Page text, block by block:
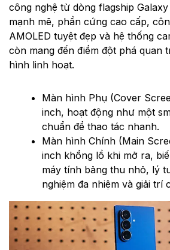
công nghệ từ dòng flagship
mạnh mẽ, phần cứng cao cấp,
AMOLED tuyệt đẹp và hệ thống
còn mang đến điểm đột phá quan
hình linh hoạt.
Màn hình Phụ (Cover
inch, hoạt động như một
chuẩn để thao tác nhanh.
Màn hình Chính (Main
inch khổng lồ khi mở ra,
máy tính bảng thu nhỏ, lý
nghiệm đa nhiệm và giải trí